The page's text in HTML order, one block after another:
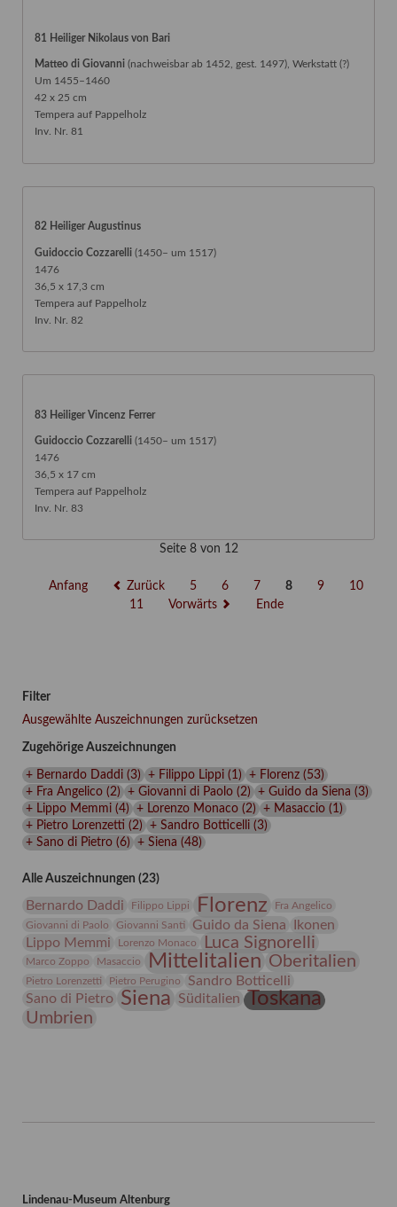
81 Heiliger Nikolaus von Bari
Matteo di Giovanni (nachweisbar ab 1452, gest. 1497), Werkstatt (?)
Um 1455–1460
42 x 25 cm
Tempera auf Pappelholz
Inv. Nr. 81
82 Heiliger Augustinus
Guidoccio Cozzarelli (1450– um 1517)
1476
36,5 x 17,3 cm
Tempera auf Pappelholz
Inv. Nr. 82
83 Heiliger Vincenz Ferrer
Guidoccio Cozzarelli (1450– um 1517)
1476
36,5 x 17 cm
Tempera auf Pappelholz
Inv. Nr. 83
Seite 8 von 12
Anfang Zurück 5 6 7 8 9
10
11
Vorwärts Ende
Filter
Ausgewählte Auszeichnungen zurücksetzen
Zugehörige Auszeichnungen
+ Bernardo Daddi (3) + Filippo Lippi (1) + Florenz (53)
+ Fra Angelico (2) + Giovanni di Paolo (2) + Guido da Siena (3)
+ Lippo Memmi (4) + Lorenzo Monaco (2) + Masaccio (1)
+ Pietro Lorenzetti (2) + Sandro Botticelli (3)
+ Sano di Pietro (6) + Siena (48)
Alle Auszeichnungen (23)
Bernardo Daddi Filippo Lippi Florenz
Fra Angelico
Giovanni di Paolo
Giovanni Santi Guido da Siena
Ikonen
Lippo Memmi
Lorenzo Monaco Luca Signorelli
Marco Zoppo Masaccio Mittelitalien Oberitalien
Pietro Lorenzetti Pietro Perugino
Sandro Botticelli
Sano di Pietro Siena Süditalien Toskana
Umbrien
Lindenau-Museum Altenburg